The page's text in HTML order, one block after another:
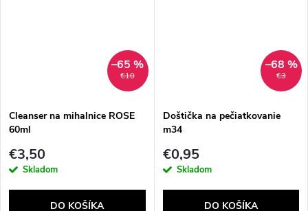
€10
–65 %
Cleanser na mihalnice ROSE
60ml
€3,50
Skladom
DO KOŠÍKA
€3
–68 %
Doštička na pečiatkovanie
m34
€0,95
Skladom
DO KOŠÍKA